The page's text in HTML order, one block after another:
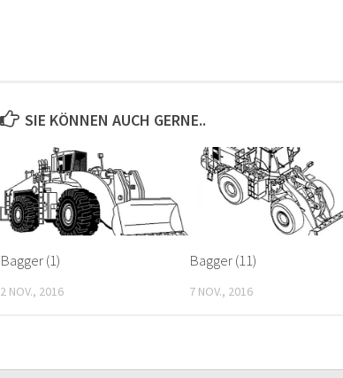
SIE KÖNNEN AUCH GERNE..
Bagger (1)
2 NOV., 2016
Bagger (11)
7 NOV., 2016